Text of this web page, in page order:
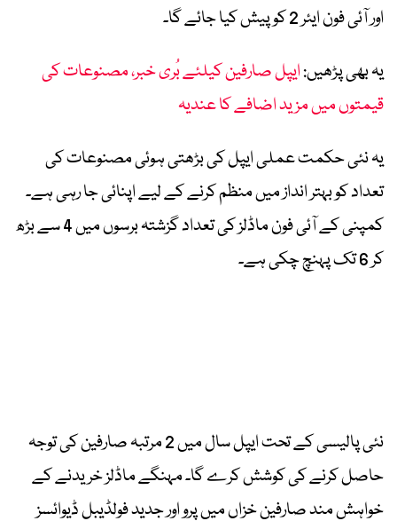
اور آئی فون ایئر 2 کو پیش کیا جائے گا۔
یہ بھی پڑھیں:ایپل صارفین کیلئے بُری خبر، مصنوعات کی
قیمتوں میں مزید اضافے کا عندیہ
یہ نئی حکمت عملی ایپل کی بڑھتی ہوئی مصنوعات کی
تعداد کو بہتر انداز میں منظم کرنے کے لیے اپنائی جا رہی ہے۔
کمپنی کے آئی فون ماڈلز کی تعداد گزشتہ برسوں میں 4 سے بڑھ
کر 6 تک پہنچ چکی ہے۔
نئی پالیسی کے تحت ایپل سال میں 2 مرتبہ صارفین کی توجہ
حاصل کرنے کی کوشش کرے گا۔ مہنگے ماڈلز خریدنے کے
خواہش مند صارفین خزاں میں پرو اور جدید فولڈیبل ڈیوائسز